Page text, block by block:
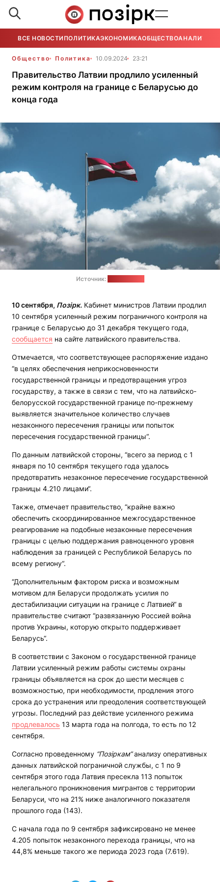
ВСЕ НОВОСТИ ПОЛИТИКАЭКОНОМИКАОБЩЕСТВОАНАЛИТИКА
Общество Политика 10.09.2024 23:21
Правительство Латвии продлило усиленный
режим контроля на границе с Беларусью до
конца года
Источник:
10 сентября, Позірк. Кабинет министров Латвии продлил
10 сентября усиленный режим пограничного контроля на
границе с Беларусью до 31 декабря текущего года,
сообщается на сайте латвийского правительства.
Отмечается, что соответствующее распоряжение издано
“в целях обеспечения неприкосновенности
государственной границы и предотвращения угроз
государству, а также в связи с тем, что на латвийско-
белорусской государственной границе по-прежнему
выявляется значительное количество случаев
незаконного пересечения границы или попыток
пересечения государственной границы“.
По данным латвийской стороны, “всего за период с 1
января по 10 сентября текущего года удалось
предотвратить незаконное пересечение государственной
границы 4.210 лицами“.
Также, отмечает правительство, “крайне важно
обеспечить скоординированное межгосударственное
реагирование на подобные незаконные пересечения
границы с целью поддержания равноценного уровня
наблюдения за границей с Республикой Беларусь по
всему региону“.
“Дополнительным фактором риска и возможным
мотивом для Беларуси продолжать усилия по
дестабилизации ситуации на границе с Латвией“ в
правительстве считают “развязанную Россией война
против Украины, которую открыто поддерживает
Беларусь“.
В соответствии с Законом о государственной границе
Латвии усиленный режим работы системы охраны
границы объявляется на срок до шести месяцев с
возможностью, при необходимости, продления этого
срока до устранения или преодоления соответствующей
угрозы. Последний раз действие усиленного режима
продлевалось 13 марта года на полгода, то есть по 12
сентября.
Согласно проведенному “Позіркам”анализу оперативных
данных латвийской пограничной службы, с 1 по 9
сентября этого года Латвия пресекла 113 попыток
нелегального проникновения мигрантов с территории
Беларуси, что на 21% ниже аналогичного показателя
прошлого года (143).
С начала года по 9 сентября зафиксировано не менее
4.205 попыток незаконного перехода границы, что на
44,8% меньше такого же периода 2023 года (7.619).